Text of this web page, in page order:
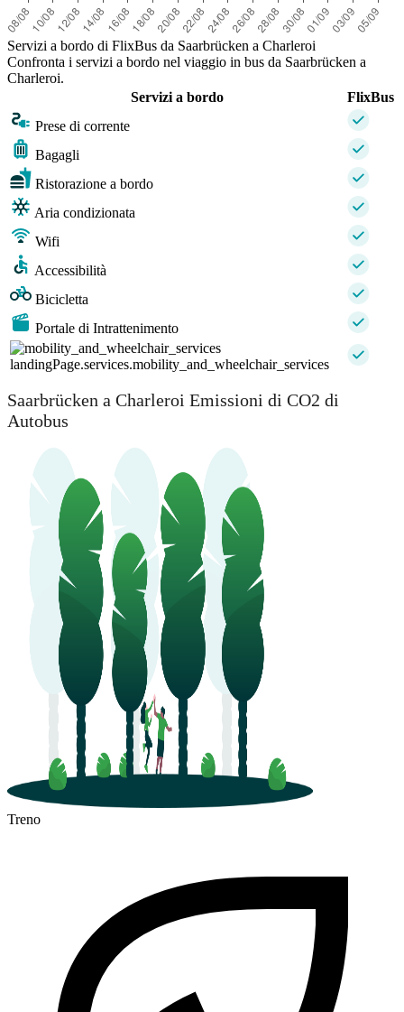
Servizi a bordo di FlixBus da Saarbrücken a Charleroi
Confronta i servizi a bordo nel viaggio in bus da Saarbrücken a
Charleroi.
Servizi a bordo
FlixBus
Prese di corrente
Bagagli
Ristorazione a bordo
Aria condizionata
Wifi
Accessibilità
Bicicletta
Portale di Intrattenimento
landingPage.services.mobility_and_wheelchair_services
Saarbrücken a Charleroi Emissioni di CO2 di
Autobus
Treno